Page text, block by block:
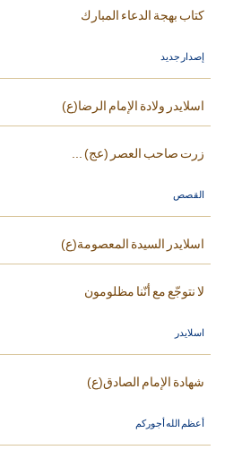
كتاب بهجة الدعاء المبارك
إصدار جديد
اسلايدر ولادة الإمام الرضا(ع)
زرت صاحب العصر (عج) ...
القصص
اسلايدر السيدة المعصومة(ع)
لا نتوجّع مع أنّنا مظلومون
اسلايدر
شهادة الإمام الصادق(ع)
أعظم الله أجوركم